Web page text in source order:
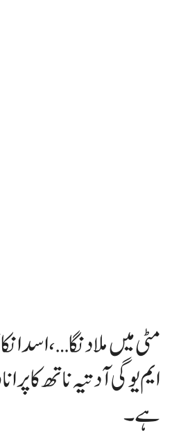
مٹی میں ملا دنگا…، اسد
ایم یوگی آدتیہ ناتھ کا
ہے۔